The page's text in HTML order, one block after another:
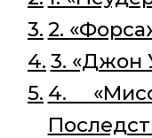
2.
3. «Джон
4.